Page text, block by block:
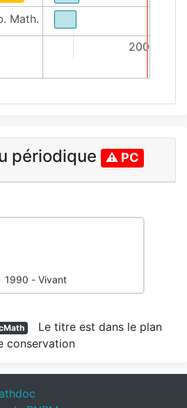
Math.
2000
périodique ⚠ PC
1990 - Vivant
Le titre est dans le plan
conservation